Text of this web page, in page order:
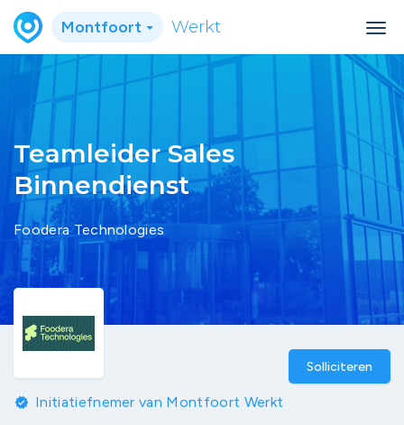
Montfoort Werkt
Teamleider Sales
Binnendienst
Foodera Technologies
Solliciteren
verified Initiatiefnemer van Montfoort Werkt